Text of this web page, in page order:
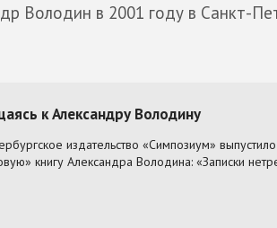
Володин в 2001 году в Санкт-